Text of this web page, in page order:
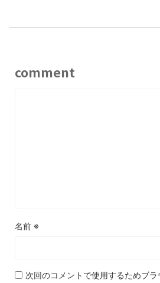
comment
名前 ※
次回のコメントで使用するためブ